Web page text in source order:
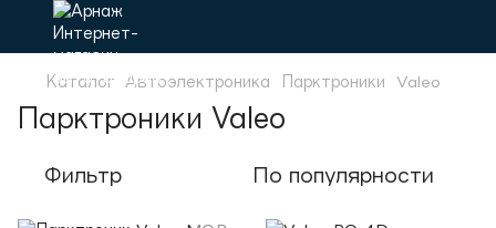
Каталог Автоэлектроника Парктроники Valeo
Парктроники Valeo
Фильтр По популярности